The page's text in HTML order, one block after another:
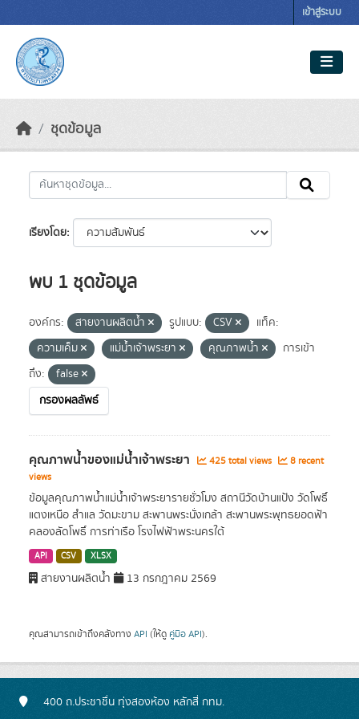
เข้าสู่ระบบ
ชุดข้อมูล
เรียงโดย
พบ 1 ชุดข้อมูล
องค์กร: สายงานผลิตน้ำ รูปแบบ: CSV
แท็ค:
ความเค็ม
แม่น้ำเจ้าพระยา คุณภาพน้ำ
การเข้า
ถึง:
false
กรองผลลัพธ์
คุณภาพน้ำของแม่น้ำเจ้าพระยา 425 total views
8 recent
views
ข้อมูลคุณภาพน้ำแม่น้ำเจ้าพระยารายชั่วโมง สถานีวัดบ้านแป้ง วัดโพธิ์
แตงเหนือ สำแล วัดมะขาม สะพานพระนั่งเกล้า สะพานพระพุทธยอดฟ้า
คลองลัดโพธิ์ การท่าเรือ โรงไฟฟ้าพระนครใต้
API CSV XLSX
สายงานผลิตน้ำ 13 กรกฎาคม 2569
คุณสามารถเข้าถึงคลังทาง API (ให้ดู คู่มือ API).
400 ถ.ประชาชื่น ทุ่งสองห้อง หลักสี่ กทม.